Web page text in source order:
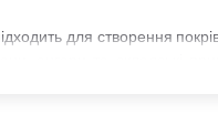
для створення